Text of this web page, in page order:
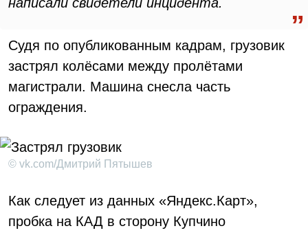
Судя по опубликованным кадрам, грузовик
застрял колёсами между пролётами
магистрали. Машина снесла часть
ограждения.
© vk.com/Дмитрий Пятышев
Как следует из данных «Яндекс.Карт»,
пробка на КАД в сторону Купчино